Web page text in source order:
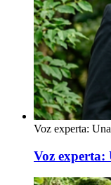
Voz experta:
Voz